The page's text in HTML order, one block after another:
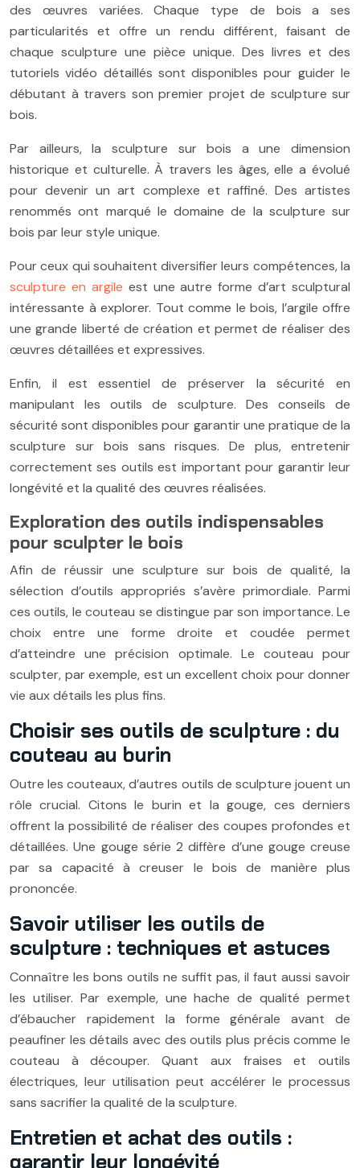
des œuvres variées. Chaque type de bois a ses
particularités et offre un rendu différent, faisant de
chaque sculpture une pièce unique. Des livres et des
tutoriels vidéo détaillés sont disponibles pour guider le
débutant à travers son premier projet de sculpture sur
bois.
Par ailleurs, la sculpture sur bois a une dimension
historique et culturelle. À travers les âges, elle a évolué
pour devenir un art complexe et raffiné. Des artistes
renommés ont marqué le domaine de la sculpture sur
bois par leur style unique.
Pour ceux qui souhaitent diversifier leurs compétences, la
sculpture en argile est une autre forme d’art sculptural
intéressante à explorer. Tout comme le bois, l’argile offre
une grande liberté de création et permet de réaliser des
œuvres détaillées et expressives.
Enfin, il est essentiel de préserver la sécurité en
manipulant les outils de sculpture. Des conseils de
sécurité sont disponibles pour garantir une pratique de la
sculpture sur bois sans risques. De plus, entretenir
correctement ses outils est important pour garantir leur
longévité et la qualité des œuvres réalisées.
Exploration des outils indispensables
pour sculpter le bois
Afin de réussir une sculpture sur bois de qualité, la
sélection d’outils appropriés s’avère primordiale. Parmi
ces outils, le couteau se distingue par son importance. Le
choix entre une forme droite et coudée permet
d’atteindre une précision optimale. Le couteau pour
sculpter, par exemple, est un excellent choix pour donner
vie aux détails les plus fins.
Choisir ses outils de sculpture : du
couteau au burin
Outre les couteaux, d’autres outils de sculpture jouent un
rôle crucial. Citons le burin et la gouge, ces derniers
offrent la possibilité de réaliser des coupes profondes et
détaillées. Une gouge série 2 diffère d’une gouge creuse
par sa capacité à creuser le bois de manière plus
prononcée.
Savoir utiliser les outils de
sculpture : techniques et astuces
Connaître les bons outils ne suffit pas, il faut aussi savoir
les utiliser. Par exemple, une hache de qualité permet
d’ébaucher rapidement la forme générale avant de
peaufiner les détails avec des outils plus précis comme le
couteau à découper. Quant aux fraises et outils
électriques, leur utilisation peut accélérer le processus
sans sacrifier la qualité de la sculpture.
Entretien et achat des outils :
garantir leur longévité